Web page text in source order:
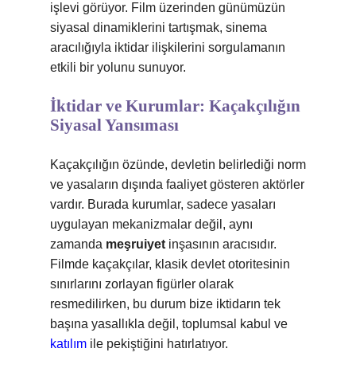
işlevi görüyor. Film üzerinden günümüzün
siyasal dinamiklerini tartışmak, sinema
aracılığıyla iktidar ilişkilerini sorgulamanın
etkili bir yolunu sunuyor.
İktidar ve Kurumlar: Kaçakçılığın
Siyasal Yansıması
Kaçakçılığın özünde, devletin belirlediği norm
ve yasaların dışında faaliyet gösteren aktörler
vardır. Burada kurumlar, sadece yasaları
uygulayan mekanizmalar değil, aynı
zamanda meşruiyet inşasının aracısıdır.
Filmde kaçakçılar, klasik devlet otoritesinin
sınırlarını zorlayan figürler olarak
resmedilirken, bu durum bize iktidarın tek
başına yasallıkla değil, toplumsal kabul ve
katılım ile pekiştiğini hatırlatıyor.